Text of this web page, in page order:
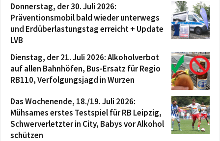
Donnerstag, der 30. Juli 2026:
Präventionsmobil bald wieder unterwegs
und Erdüberlastungstag erreicht + Update
LVB
Dienstag, der 21. Juli 2026: Alkoholverbot
auf allen Bahnhöfen, Bus-Ersatz für Regio
RB110, Verfolgungsjagd in Wurzen
Das Wochenende, 18./19. Juli 2026:
Mühsames erstes Testspiel für RB Leipzig,
Schwerverletzter in City, Babys vor Alkohol
schützen